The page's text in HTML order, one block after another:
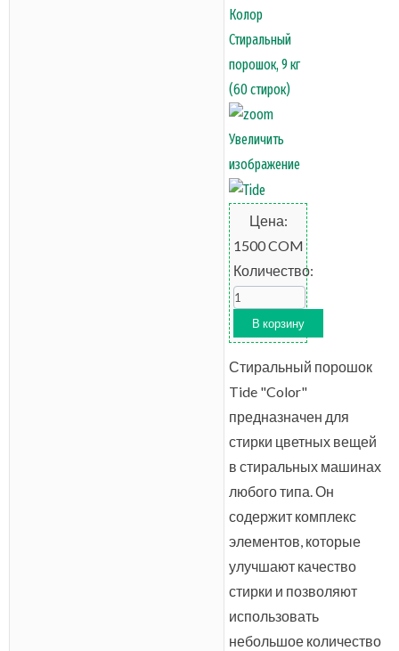
Увеличить
изображение
Цена:
1500 COM
Количество:
Стиральный порошок
Tide "Color"
предназначен для
стирки цветных вещей
в стиральных машинах
любого типа. Он
содержит комплекс
элементов, которые
улучшают качество
стирки и позволяют
использовать
небольшое количество